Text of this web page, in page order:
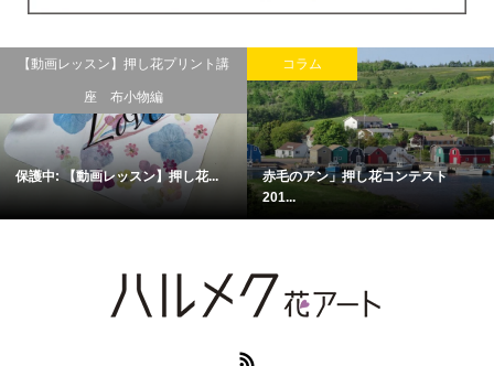
【動画レッスン】押し花プリント講
座 布小物編
保護中: 【動画レッスン】押し花...
コラム
赤毛のアン」押し花コンテスト
201...